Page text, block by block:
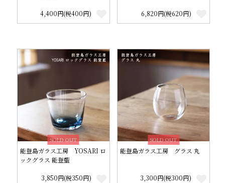
4,400円(税400円) 6,820円(税620円)
SOLD OUT
能登島ガラス工房 YOSARI ロ
ックグラス 能登藍
3,850円(税350円)
SOLD OUT
能登島ガラス工房 グラス 丸
3,300円(税300円)